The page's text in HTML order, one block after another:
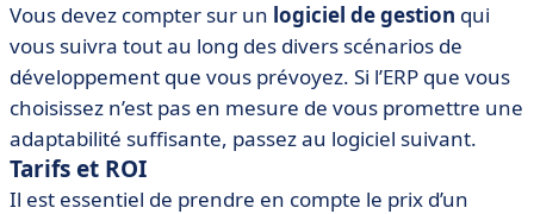
Vous devez compter sur un logiciel de gestion qui
vous suivra tout au long des divers scénarios de
développement que vous prévoyez. Si l’ERP que vous
choisissez n’est pas en mesure de vous promettre une
adaptabilité suffisante, passez au logiciel suivant.
Tarifs et ROI
Il est essentiel de prendre en compte le prix d’un